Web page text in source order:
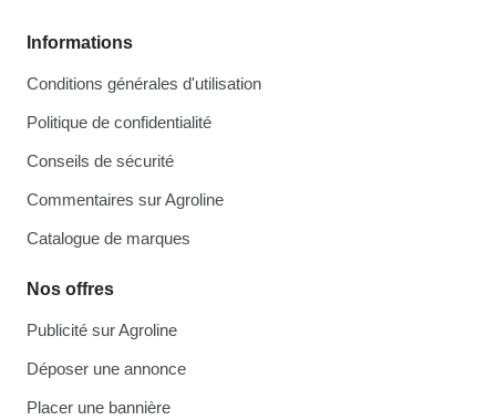
Informations
Conditions générales d'utilisation
Politique de confidentialité
Conseils de sécurité
Commentaires sur Agroline
Catalogue de marques
Nos offres
Publicité sur Agroline
Déposer une annonce
Placer une bannière